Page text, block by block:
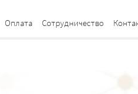
Оплата Сотрудничество